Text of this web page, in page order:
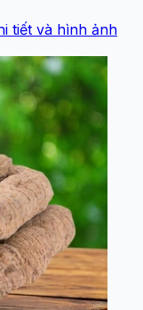
tiết và hình ảnh